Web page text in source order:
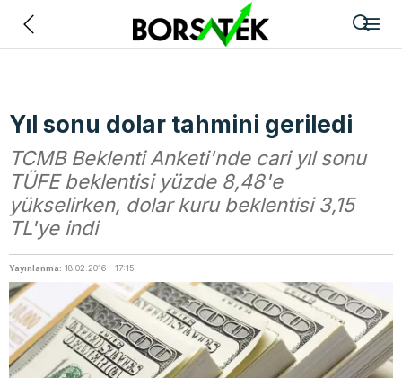
Yıl sonu dolar tahmini geriledi
TCMB Beklenti Anketi'nde cari yıl sonu
TÜFE beklentisi yüzde 8,48'e
yükselirken, dolar kuru beklentisi 3,15
TL'ye indi
Yayınlanma: 18.02.2016 - 17:15